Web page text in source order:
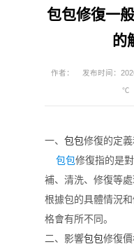
包包修復一
的
作者： 发布时间：
℃
一、 包包修復的定義
包包修復指的是
補、清洗、修復等處
根據包的具體情況
格會有所不同。
二、影響包包修復